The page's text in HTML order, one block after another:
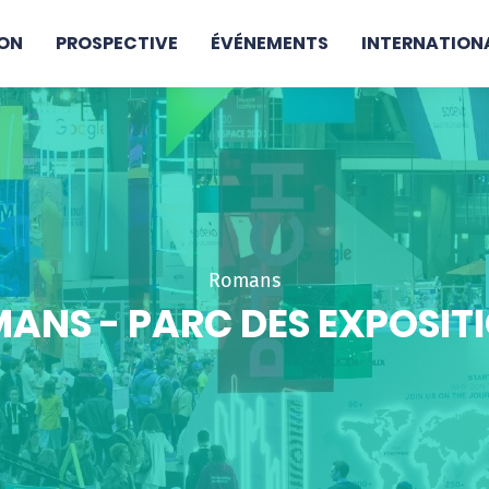
PROSPECTIVE ÉVÉNEMENTS
Romans
- PARC DES